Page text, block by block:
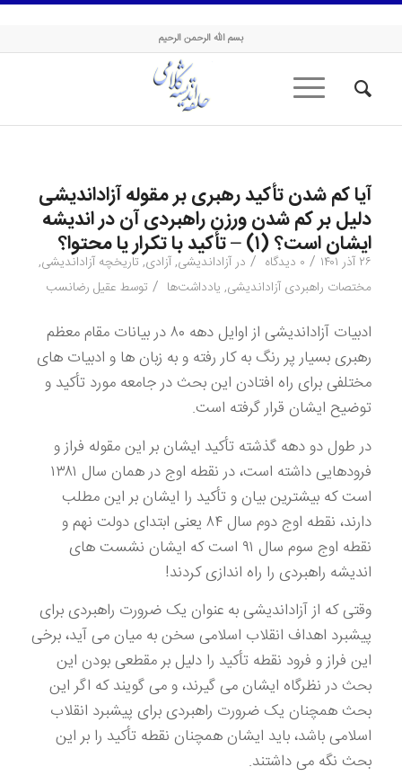
حلقه اندیشه کلامی
بسم الله الرحمن الرحیم
آیا کم شدن تأکید رهبری بر مقوله آزاداندیشی
دلیل بر کم شدن ورزن راهبردی آن در اندیشه
ایشان است؟ (۱) – تأکید با تکرار یا محتوا؟
۲۶ آذر ۱۴۰۱ / ۰ دیدگاه / در آزاداندیشی,آزادی, تاریخچه آزاداندیشی,
مختصات راهبردی آزاداندیشی, یادداشت‌ها / توسط عقیل رضانسب
ادبیات آزاداندیشی از اوایل دهه ۸۰ در بیانات مقام معظم
رهبری بسیار پر رنگ به کار رفته و به زبان ها و ادبیات های
مختلفی برای راه افتادن این بحث در جامعه مورد تأکید و
توضیح ایشان قرار گرفته است.
در طول دو دهه گذشته تأکید ایشان بر این مقوله فراز و
فرودهایی داشته است، در نقطه اوج در همان سال ۱۳۸۱
است که بیشترین بیان و تأکید را ایشان بر این مطلب
دارند، نقطه اوج دوم سال ۸۴ یعنی ابتدای دولت نهم و
نقطه اوج سوم سال ۹۱ است که ایشان نشست های
اندیشه راهبردی را راه اندازی کردند!
وقتی که از آزاداندیشی به عنوان یک ضرورت راهبردی برای
پیشبرد اهداف انقلاب اسلامی سخن به میان می آید، برخی
این فراز و فرود نقطه تأکید را دلیل بر مقطعی بودن این
بحث در نظرگاه ایشان می گیرند، و می گویند که اگر این
بحث همچنان یک ضرورت راهبردی برای پیشبرد انقلاب
اسلامی باشد، باید ایشان همچنان نقطه تأکید را بر این
بحث نگه می داشتند.